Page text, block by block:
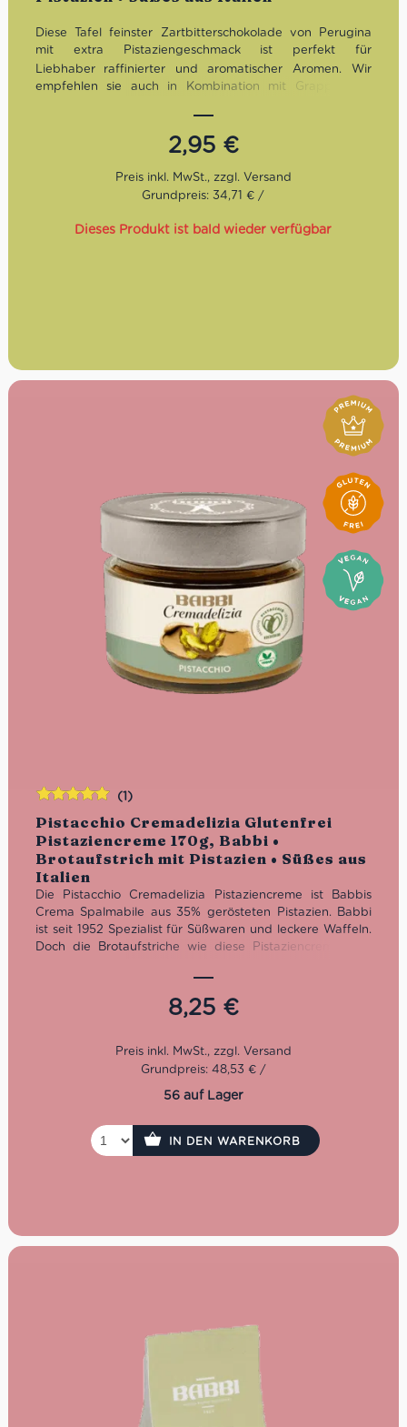
Diese Tafel feinster Zartbitterschokolade von Perugina
mit extra Pistaziengeschmack ist perfekt für
Liebhaber
raffinierter und aromatischer Aromen. Wir
empfehlen sie auch in Kombination mit Grappas mit
Schokolade angenehm ergänzen.
2,95 €
Grundpreis: 34,71 € /
Dieses Produkt ist bald wieder verfügbar
Pistacchio Cremadelizia Glutenfrei
Pistaziencreme 170g, Babbi •
Brotaufstrich mit Pistazien • Süßes aus
Italien
(1)
Die Pistacchio Cremadelizia Pistaziencreme ist Babbis
Crema Spalmabile aus 35% gerösteten Pistazien. Babbi
ist seit 1952 Spezialist für Süßwaren und leckere Waffeln.
Doch die Brotaufstriche wie diese Pistaziencreme sind
Bei den Produkten von Babbi werden nur hochwertige
und natürliche Rohstoffe verwendet. Sie werden
sorgfältig ausgewählt, nach der klassischen
Raffination und Pasteurisierung der Cremes, die von
Experten kontrolliert werden, sowie der aufmerksame
einzigartigen Geschmack und außerordentliche Feinheit
vegan und koscher zertifiziert.
8,25 €
Bewertet
mit5.00von
5
Grundpreis: 48,53 € /
56 auf Lager
IN DEN WARENKORB